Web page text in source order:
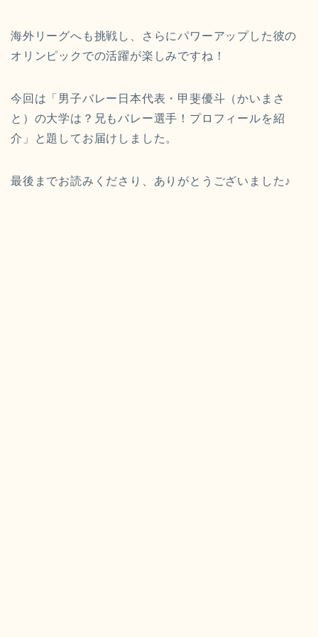
海外リーグへも挑戦し、さらにパワーアップした彼の
オリンピックでの活躍が楽しみですね！
今回は「男子バレー日本代表・甲斐優斗（かいまさ
と）の大学は？兄もバレー選手！プロフィールを紹
介」と題してお届けしました。
最後までお読みくださり、ありがとうございました♪